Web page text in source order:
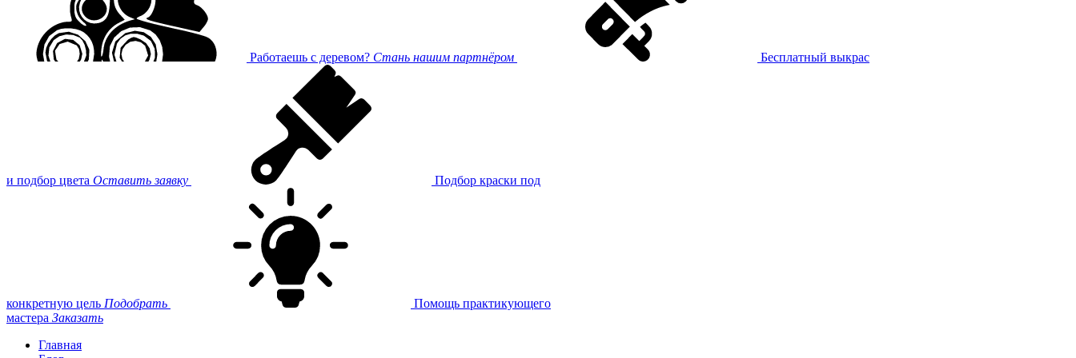
Работаешь с деревом? Стань нашим партнёром Бесплатный выкрас
и подбор цвета Оставить заявку Подбор краски под
конкретную цель Подобрать
Помощь практикующего
мастера Заказать
Главная